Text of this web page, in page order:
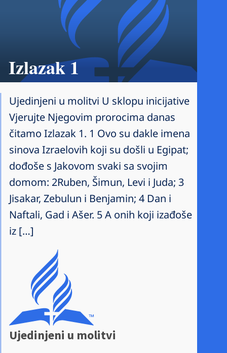
Izlazak 1
Ujedinjeni u molitvi U sklopu inicijative
Vjerujte Njegovim prorocima danas
čitamo Izlazak 1. 1 Ovo su dakle imena
sinova Izraelovih koji su došli u Egipat;
dođoše s Jakovom svaki sa svojim
domom: 2Ruben, Šimun, Levi i Juda; 3
Jisakar, Zebulun i Benjamin; 4 Dan i
Naftali, Gad i Ašer. 5 A onih koji izađoše
iz […]
Ujedinjeni u molitvi